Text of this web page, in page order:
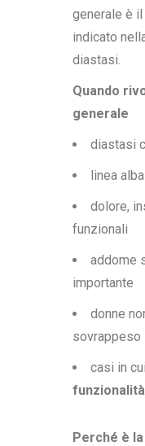
generale è
indicato
diastasi.
Quando
generale
diastasi
linea
dolore,
funzionali
addome
importante
donne
sovrappeso
casi in
funzionalità
Perché è